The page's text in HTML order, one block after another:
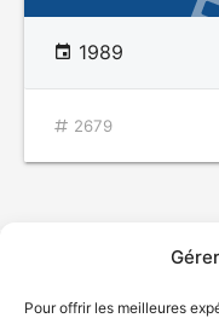
Pour offrir les meilleures
1989
2679